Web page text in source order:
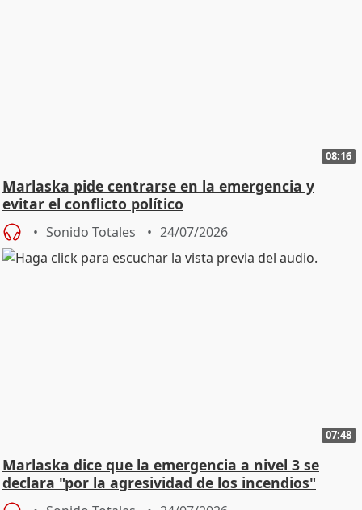
08:16
Marlaska pide centrarse en la emergencia y
evitar el conflicto político
Sonido Totales 24/07/2026
07:48
Marlaska dice que la emergencia a nivel 3 se
declara "por la agresividad de los incendios"